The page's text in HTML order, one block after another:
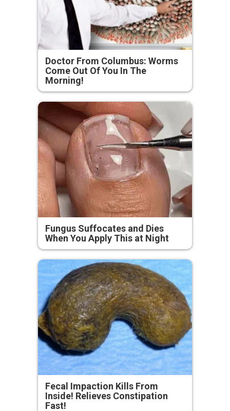
Doctor From Columbus: Worms
Come Out Of You In The
Morning!
Fungus Suffocates and Dies
When You Apply This at Night
Fecal Impaction Kills From
Inside! Relieves Constipation
Fast!